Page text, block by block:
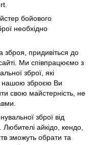
бойового
необхідно
зброя, придивіться до
Ми співпрацюємо з
зброї, які
нашою зброєю Ви
свою майстерність, не
зброї від
айкідо, кендо,
зможуть обрати та